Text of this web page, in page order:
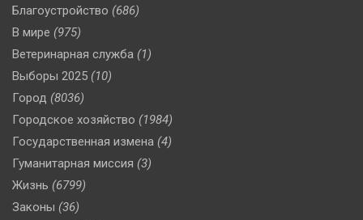
Благоустройство (686)
В мире (975)
Ветеринарная служба (1)
Выборы 2025 (10)
Город (8036)
Городское хозяйство (1984)
Государственная измена (4)
Гуманитарная миссия (3)
Жизнь (6799)
Законы (36)